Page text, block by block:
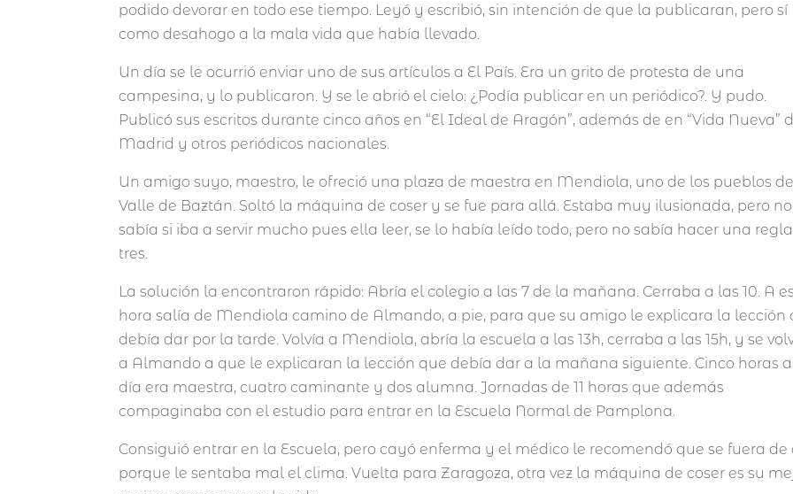
podido devorar en todo ese tiempo. Leyó y escribió, sin intención de que la publicaran, pero sí
como desahogo a la mala vida que había llevado.
Un día se le ocurrió enviar uno de sus artículos a El País. Era un grito de protesta de una
campesina, y lo publicaron. Y se le abrió el cielo: ¿Podía publicar en un periódico?. Y pudo.
Publicó sus escritos durante cinco años en “El Ideal de Aragón”, además de en “Vida Nueva”
Madrid y otros periódicos nacionales.
Un amigo suyo, maestro, le ofreció una plaza de maestra en Mendiola, uno de los pueblos
Valle de Baztán. Soltó la máquina de coser y se fue para allá. Estaba muy ilusionada, pero no
sabía si iba a servir mucho pues ella leer, se lo había leído todo, pero no sabía hacer una
tres.
La solución la encontraron rápido: Abría el colegio a las 7 de la mañana. Cerraba a las 10. A
hora salía de Mendiola camino de Almando, a pie, para que su amigo le explicara la lección
debía dar por la tarde. Volvía a Mendiola, abría la escuela a las 13h, cerraba a las 15h, y se
a Almando a que le explicaran la lección que debía dar a la mañana siguiente. Cinco horas
día era maestra, cuatro caminante y dos alumna. Jornadas de 11 horas que además
compaginaba con el estudio para entrar en la Escuela Normal de Pamplona.
Consiguió entrar en la Escuela, pero cayó enferma y el médico le recomendó que se fuera de
porque le sentaba mal el clima. Vuelta para Zaragoza, otra vez la máquina de coser es su